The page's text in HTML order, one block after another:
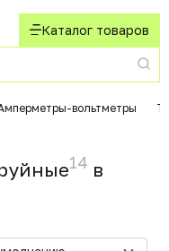
Каталог товаров
вольтметры
14 в